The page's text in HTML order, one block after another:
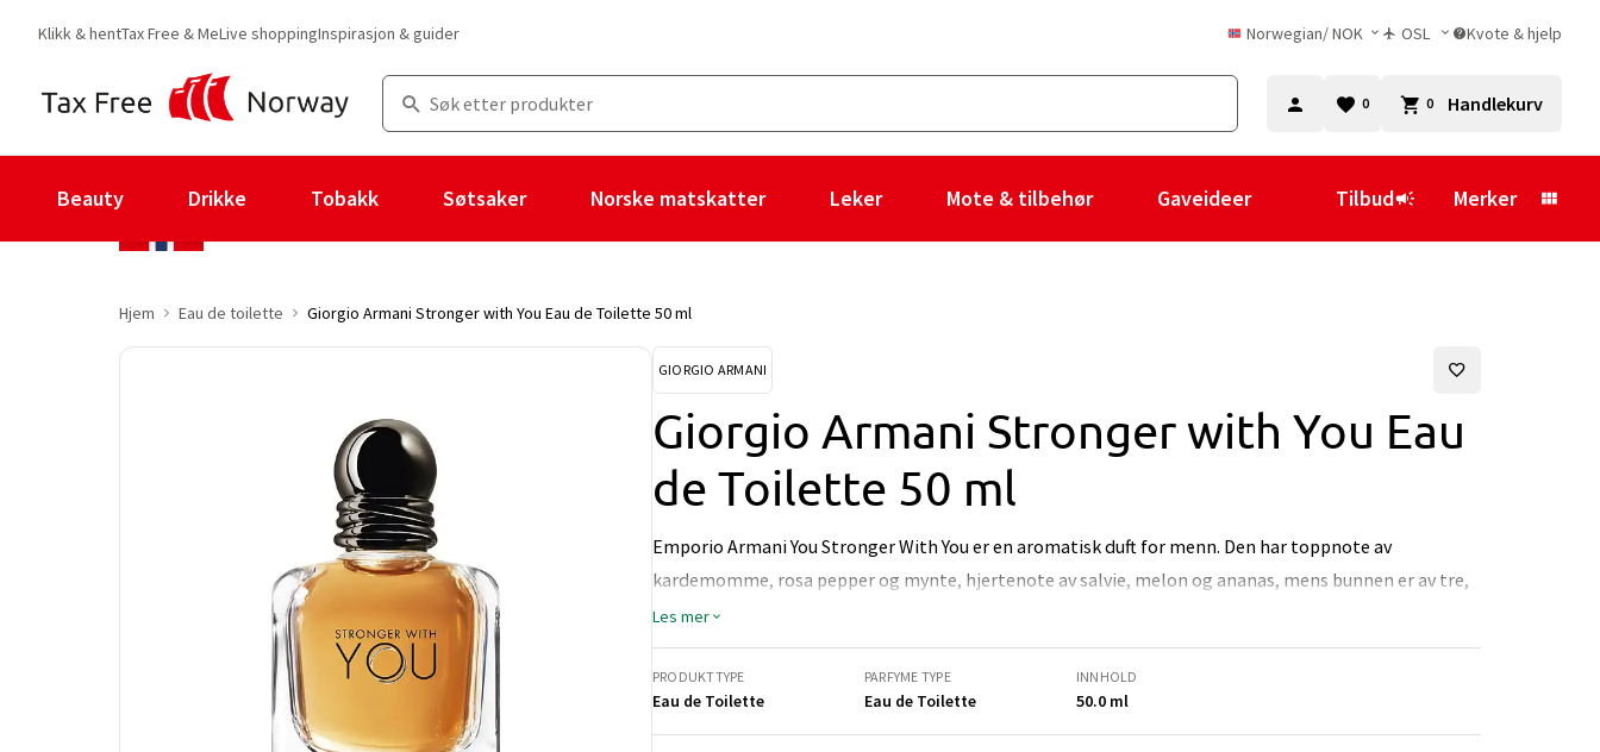
Klikk & hentTax Free & MeLive shoppingInspirasjon & guider Norwegian/NOK OSL Kvote & hjelp
0 0 Handlekurv
Beauty Drikke Tobakk Søtsaker Norske matskatter Leker Mote & tilbehør Gaveideer Tilbud Merker
Hjem Eau de toilette Giorgio Armani Stronger with You Eau de Toilette 50 ml
GIORGIO ARMANI
Giorgio Armani Stronger with You Eau
de Toilette 50 ml
Emporio Armani You Stronger With You er en aromatisk duft for menn. Den har toppnote av
kardemomme, rosa pepper og mynte, hjertenote av salvie, melon og ananas, mens bunnen er av tre,
kastanje og vanilje.
Les mer
PRODUKTTYPE
Eau de Toilette
PARFYME TYPE
Eau de Toilette
INNHOLD
50.0 ml